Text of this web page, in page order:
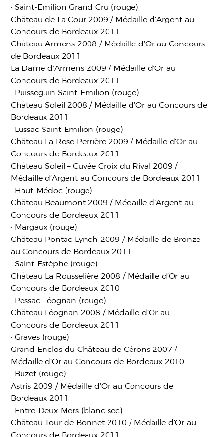
· Saint-Emilion Grand Cru (rouge)
Château de La Cour 2009 / Médaille d’Argent au
Concours de Bordeaux 2011
Château Armens 2008 / Médaille d’Or au Concours
de Bordeaux 2011
La Dame d’Armens 2009 / Médaille d’Or au
Concours de Bordeaux 2011
· Puisseguin Saint-Emilion (rouge)
Château Soleil 2008 / Médaille d’Or au Concours de
Bordeaux 2011
· Lussac Saint-Emilion (rouge)
Château La Rose Perrière 2009 / Médaille d’Or au
Concours de Bordeaux 2011
Château Soleil – Cuvée Croix du Rival 2009 /
Médaille d’Argent au Concours de Bordeaux 2011
· Haut-Médoc (rouge)
Château Beaumont 2009 / Médaille d’Argent au
Concours de Bordeaux 2011
· Margaux (rouge)
Château Pontac Lynch 2009 / Médaille de Bronze
au Concours de Bordeaux 2011
· Saint-Estèphe (rouge)
Château La Rousselière 2008 / Médaille d’Or au
Concours de Bordeaux 2010
· Pessac-Léognan (rouge)
Château Léognan 2008 / Médaille d’Or au
Concours de Bordeaux 2011
· Graves (rouge)
Grand Enclos du Château de Cérons 2007 /
Médaille d’Or au Concours de Bordeaux 2010
· Buzet (rouge)
Astris 2009 / Médaille d’Or au Concours de
Bordeaux 2011
· Entre-Deux-Mers (blanc sec)
Château Tour de Bonnet 2010 / Médaille d’Or au
Concours de Bordeaux 2011